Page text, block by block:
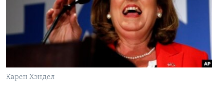
Learning English
СОЦИАЛЬНЫЕ СЕТИ
Карен Хэндел